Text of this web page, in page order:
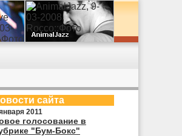
сайта
2011
голосование в
"Бум-Бокс"